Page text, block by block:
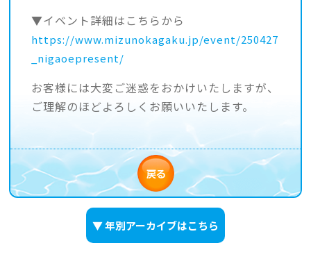
▼ 年別アーカイブはこちら
▼イベント詳細はこちらから
https://www.mizunokagaku.jp/event/250427
_nigaoepresent/
お客様には大変ご迷惑をおかけいたしますが、
ご理解のほどよろしくお願いいたします。